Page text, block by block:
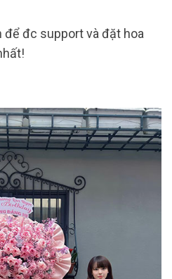
để đc support và đặt hoa